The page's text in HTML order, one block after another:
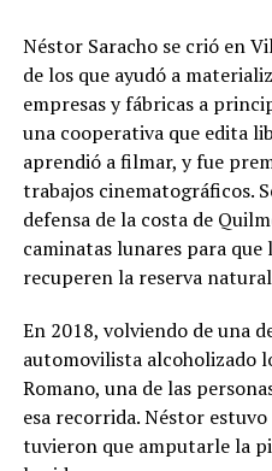
Néstor Saracho se crió en
de los que ayudó a
empresas y fábricas a
una cooperativa que edita
aprendió a filmar, y fue
trabajos cinematográficos.
defensa de la costa de
caminatas lunares para que
recuperen la reserva
En 2018, volviendo de una
automovilista alcoholizado
Romano, una de las
esa recorrida. Néstor
tuvieron que amputarle la